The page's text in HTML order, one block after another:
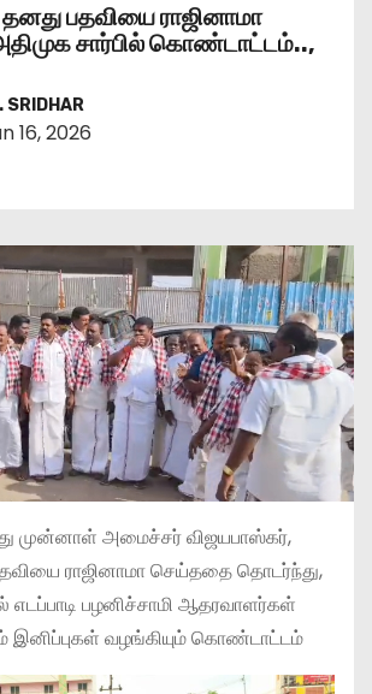
பதவியை ராஜினாமா
சார்பில் கொண்டாட்டம்..,
SRIDHAR
16, 2026
முன்னாள் அமைச்சர் விஜயபாஸ்கர்,
ராஜினாமா செய்ததை தொடர்ந்து,
எடப்பாடி பழனிச்சாமி ஆதரவாளர்கள்
இனிப்புகள் வழங்கியும் கொண்டாட்டம்